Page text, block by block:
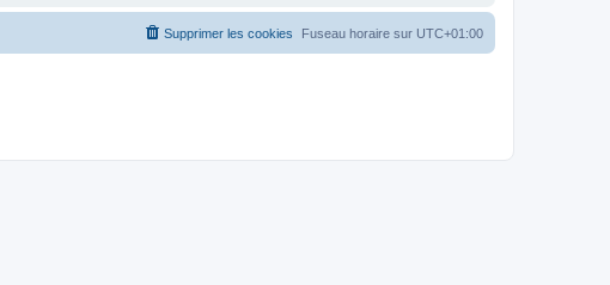
Fuseau horaire sur UTC+01:00
Supprimer les cookies